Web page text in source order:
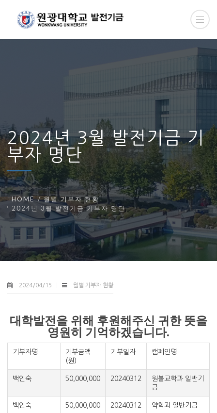
2024년 3월 발전기금 기
부자 명단
HOME
월별 기부자 현황
2024년 3월 발전기금 기부자 명단
2024/04/15 월별 기부자 현황
대학발전을 위해 후원해주신 귀한 뜻을
영원히 기억하겠습니다.
기부자명
기부금액
(원)
기부일자 캠페인명
백인숙 50,000,000 20240312
원불교학과 일반기
금
백인숙 50,000,000 20240312 약학과 일반기금